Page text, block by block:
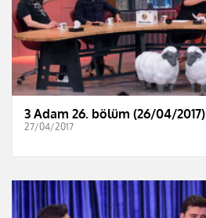
3 Adam 26. bölüm (26/04/2017)
27/04/2017